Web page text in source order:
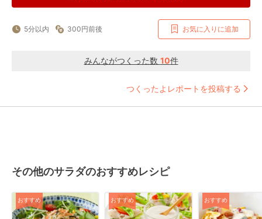
5分以内 300円前後 お気に入りに追加
みんながつくった数 10件
つくったよレポートを投稿する
その他のサラダのおすすめレシピ
おすすめ おすすめ おすすめ